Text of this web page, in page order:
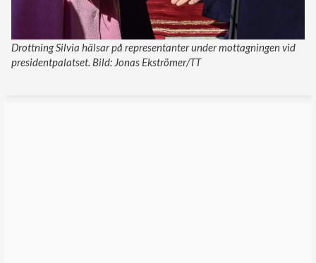
Drottning Silvia hälsar på representanter under mottagningen vid
presidentpalatset. Bild: Jonas Ekströmer/TT